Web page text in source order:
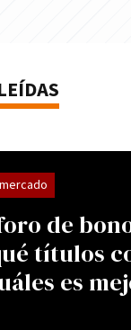
de
títulos
es